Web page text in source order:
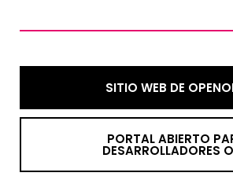
SITIO WEB DE
PORTAL ABIERTO
DESARROLLADORES